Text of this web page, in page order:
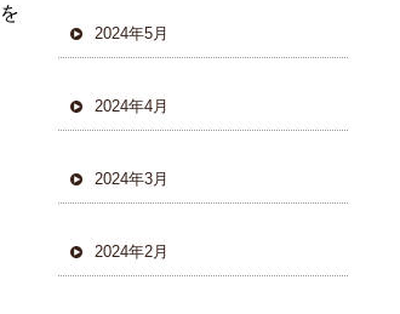
を
2024年5月
2024年4月
2024年3月
2024年2月